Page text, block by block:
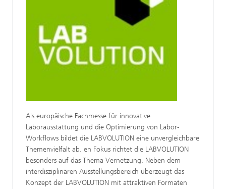
Als europäische Fachmesse für innovative
Laborausstattung und die Optimierung von Labor-
Workflows bildet die LABVOLUTION eine unvergleichbare
Themenvielfalt ab. en Fokus richtet die LABVOLUTION
besonders auf das Thema Vernetzung. Neben dem
interdisziplinären Ausstellungsbereich überzeugt das
Konzept der LABVOLUTION mit attraktiven Formaten